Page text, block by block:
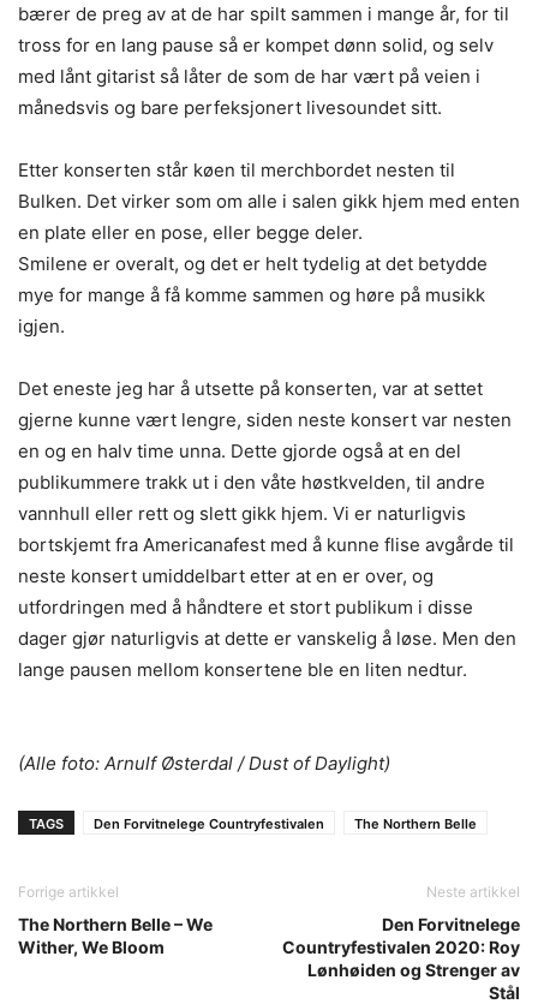
bærer de preg av at de har spilt sammen i mange år, for til
tross for en lang pause så er kompet dønn solid, og selv
med lånt gitarist så låter de som de har vært på veien i
månedsvis og bare perfeksjonert livesoundet sitt.
Etter konserten står køen til merchbordet nesten til
Bulken. Det virker som om alle i salen gikk hjem med enten
en plate eller en pose, eller begge deler.
Smilene er overalt, og det er helt tydelig at det betydde
mye for mange å få komme sammen og høre på musikk
igjen.
Det eneste jeg har å utsette på konserten, var at settet
gjerne kunne vært lengre, siden neste konsert var nesten
en og en halv time unna. Dette gjorde også at en del
publikummere trakk ut i den våte høstkvelden, til andre
vannhull eller rett og slett gikk hjem. Vi er naturligvis
bortskjemt fra Americanafest med å kunne flise avgårde til
neste konsert umiddelbart etter at en er over, og
utfordringen med å håndtere et stort publikum i disse
dager gjør naturligvis at dette er vanskelig å løse. Men den
lange pausen mellom konsertene ble en liten nedtur.
(Alle foto: Arnulf Østerdal / Dust of Daylight)
TAGS Den Forvitnelege Countryfestivalen The Northern Belle
Forrige artikkel
The Northern Belle – We
Wither, We Bloom
Neste artikkel
Den Forvitnelege
Countryfestivalen 2020: Roy
Lønhøiden og Strenger av
Stål